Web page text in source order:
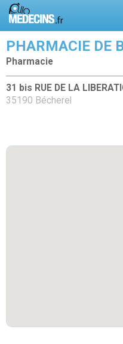
PHARMACIE DE
Pharmacie
31 bis RUE DE LA
35190 Bécherel